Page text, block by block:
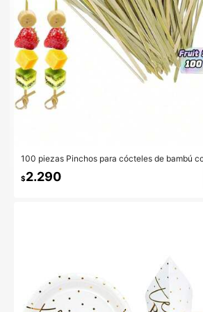
100 piezas Pinchos para cócteles de bambú
os decorativos para pinchar frutas, para fiestas,
e San Valentín, bodas y cumpleaños
$2.290